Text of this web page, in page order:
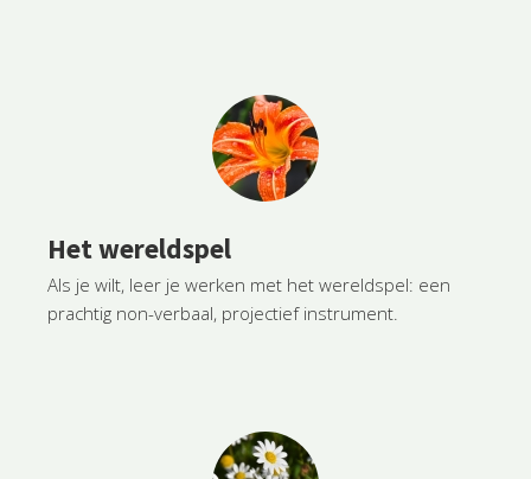
Het wereldspel
Als je wilt, leer je werken met het wereldspel: een
prachtig non-verbaal, projectief instrument.